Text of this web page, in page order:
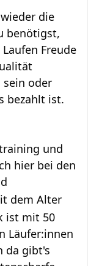
die
benötigst,
Freude
sein oder
bezahlt ist.
und
hier bei den
dem Alter
ist mit 50
Läufer:innen
da gibt's